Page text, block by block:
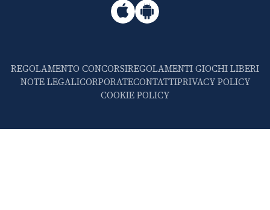
REGOLAMENTO CONCORSIREGOLAMENTI GIOCHI LIBERI
NOTE LEGALICORPORATECONTATTIPRIVACY POLICY
COOKIE POLICY